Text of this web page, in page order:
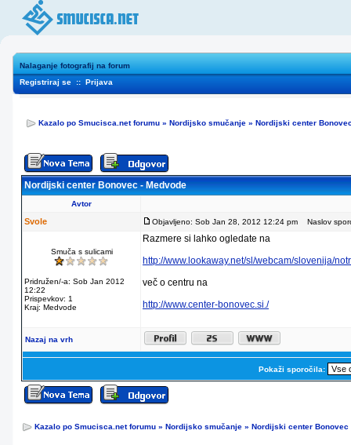
Nalaganje fotografij na forum
Registriraj se :: Prijava
Kazalo po Smucisca.net forumu » Nordijsko smučanje » Nordijski center
Nordijski center Bonovec - Medvode
Avtor
Svole Objavljeno: Sob Jan 28, 2012 12:24 pm Naslov
Smuča s sulicami
Pridružen/-a: Sob Jan 2012
12:22
Prispevkov: 1
Kraj: Medvode
Razmere si lahko ogledate na
http://www.lookaway.net/sl/webcam/slovenija/
več o centru na
http://www.center-bonovec.si./
Nazaj na vrh
Pokaži sporočila:
Kazalo po Smucisca.net forumu » Nordijsko smučanje » Nordijski center Bonovec